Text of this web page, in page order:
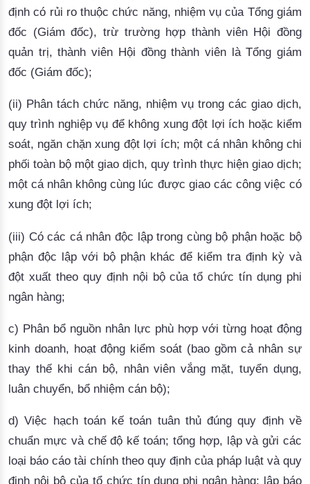
định có rủi ro thuộc chức năng, nhiệm vụ của Tổng giám
đốc (Giám đốc), trừ trường hợp thành viên Hội đồng
quản trị, thành viên Hội đồng thành viên là Tổng giám
đốc (Giám đốc);
(ii) Phân tách chức năng, nhiệm vụ trong các giao dịch,
quy trình nghiệp vụ để không xung đột lợi ích hoặc kiểm
soát, ngăn chặn xung đột lợi ích; một cá nhân không chi
phối toàn bộ một giao dịch, quy trình thực hiện giao dịch;
một cá nhân không cùng lúc được giao các công việc có
xung đột lợi ích;
(iii) Có các cá nhân độc lập trong cùng bộ phận hoặc bộ
phận độc lập với bộ phận khác để kiểm tra định kỳ và
đột xuất theo quy định nội bộ của tổ chức tín dụng phi
ngân hàng;
c) Phân bổ nguồn nhân lực phù hợp với từng hoạt động
kinh doanh, hoạt động kiểm soát (bao gồm cả nhân sự
thay thế khi cán bộ, nhân viên vắng mặt, tuyển dụng,
luân chuyển, bổ nhiệm cán bộ);
d) Việc hạch toán kế toán tuân thủ đúng quy định về
chuẩn mực và chế độ kế toán; tổng hợp, lập và gửi các
loại báo cáo tài chính theo quy định của pháp luật và quy
định nội bộ của tổ chức tín dụng phi ngân hàng; lập báo